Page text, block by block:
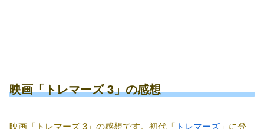
映画「トレマーズ 3」の感想
映画「トレマーズ 3」の感想です。初代「 トレマーズ 」に登